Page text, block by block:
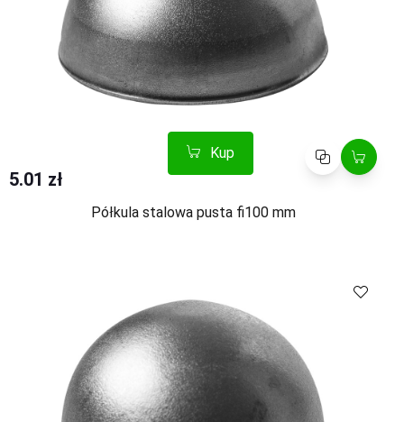
Kup Porównaj
5.01 zł
Półkula stalowa pusta fi100 mm